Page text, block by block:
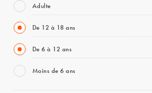
Adulte
De 12 à 18 ans
De 6 à 12 ans
Moins de 6 ans